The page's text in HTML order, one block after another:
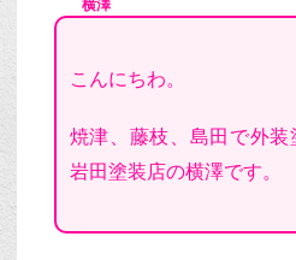
横澤
こんにちわ。
焼津、藤枝、島田で外装
岩田塗装店の横澤です。